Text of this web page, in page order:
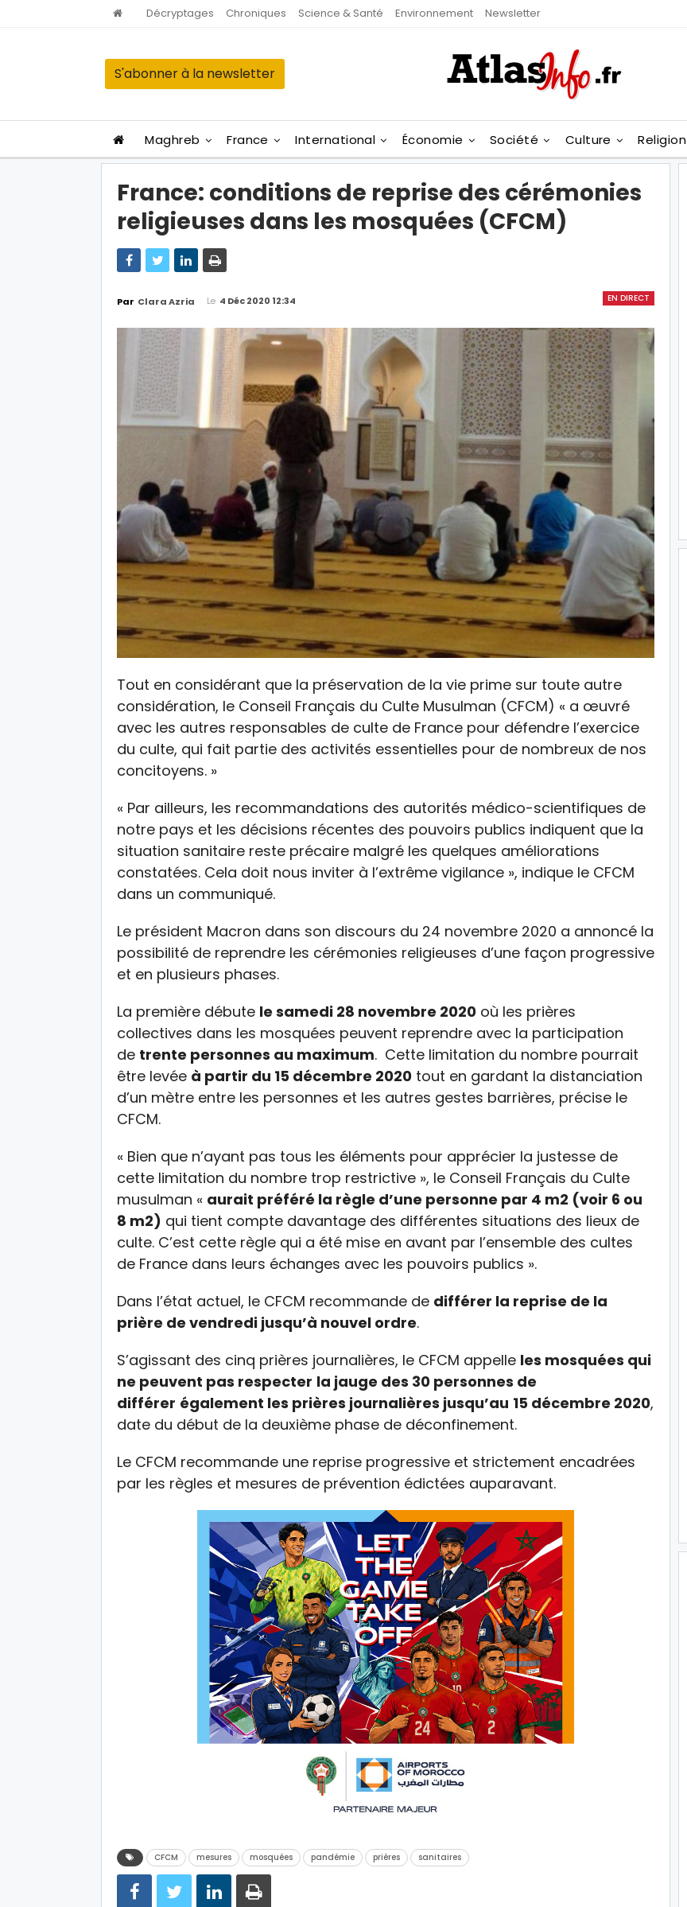
Décryptages Chroniques Science & Santé Environnement Newsletter
S'abonner à la newsletter
Maghreb France International Économie Société Culture Religion
France: conditions de reprise des cérémonies
religieuses dans les mosquées (CFCM)
EN DIRECT
Par Clara Azria Le 4 Déc 2020 12:34
Tout en considérant que la préservation de la vie prime sur toute autre
considération, le Conseil Français du Culte Musulman (CFCM) « a œuvré
avec les autres responsables de culte de France pour défendre l’exercice
du culte, qui fait partie des activités essentielles pour de nombreux de nos
concitoyens. »
« Par ailleurs, les recommandations des autorités médico-scientifiques de
notre pays et les décisions récentes des pouvoirs publics indiquent que la
situation sanitaire reste précaire malgré les quelques améliorations
constatées. Cela doit nous inviter à l’extrême vigilance », indique le CFCM
dans un communiqué.
Le président Macron dans son discours du 24 novembre 2020 a annoncé la
possibilité de reprendre les cérémonies religieuses d’une façon progressive
et en plusieurs phases.
La première débute le samedi 28 novembre 2020 où les prières
collectives dans les mosquées peuvent reprendre avec la participation
de trente personnes au maximum. Cette limitation du nombre pourrait
être levée à partir du 15 décembre 2020 tout en gardant la distanciation
d’un mètre entre les personnes et les autres gestes barrières, précise le
CFCM.
« Bien que n’ayant pas tous les éléments pour apprécier la justesse de
cette limitation du nombre trop restrictive », le Conseil Français du Culte
musulman « aurait préféré la règle d’une personne par 4 m2 (voir 6 ou
8 m2) qui tient compte davantage des différentes situations des lieux de
culte. C’est cette règle qui a été mise en avant par l’ensemble des cultes
de France dans leurs échanges avec les pouvoirs publics ».
Dans l’état actuel, le CFCM recommande de différer la reprise de la
prière de vendredi jusqu’à nouvel ordre.
S’agissant des cinq prières journalières, le CFCM appelle les mosquées qui
ne peuvent pas respecter la jauge des 30 personnes de
différer également les prières journalières jusqu’au 15 décembre 2020,
date du début de la deuxième phase de déconfinement.
Le CFCM recommande une reprise progressive et strictement encadrées
par les règles et mesures de prévention édictées auparavant.
CFCM mesures mosquées pandémie prières sanitaires